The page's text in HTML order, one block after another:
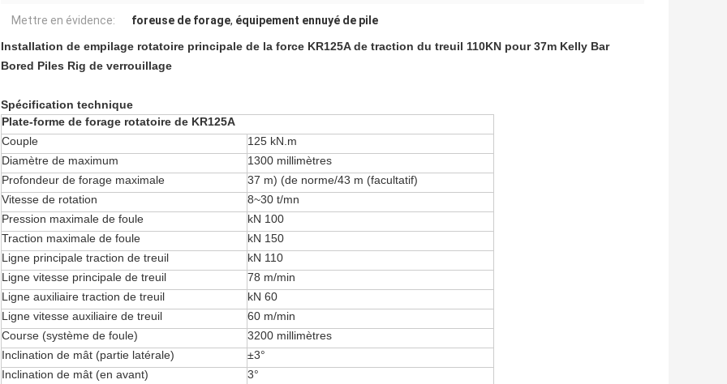
Mettre en évidence: foreuse de forage, équipement ennuyé de pile
Installation de empilage rotatoire principale de la force KR125A de traction du treuil 110KN pour 37m Kelly Bar
Bored Piles Rig de verrouillage
Spécification technique
Plate-forme de forage rotatoire de KR125A
Couple
125 kN.m
Diamètre de maximum
1300 millimètres
Profondeur de forage maximale
37 m) (de norme/43 m (facultatif)
Vitesse de rotation
8~30 t/mn
Pression maximale de foule
kN 100
Traction maximale de foule
kN 150
Ligne principale traction de treuil
kN 110
Ligne vitesse principale de treuil
78 m/min
Ligne auxiliaire traction de treuil
kN 60
Ligne vitesse auxiliaire de treuil
60 m/min
Course (système de foule)
3200 millimètres
Inclination de mât (partie latérale)
±3°
Inclination de mât (en avant)
3°